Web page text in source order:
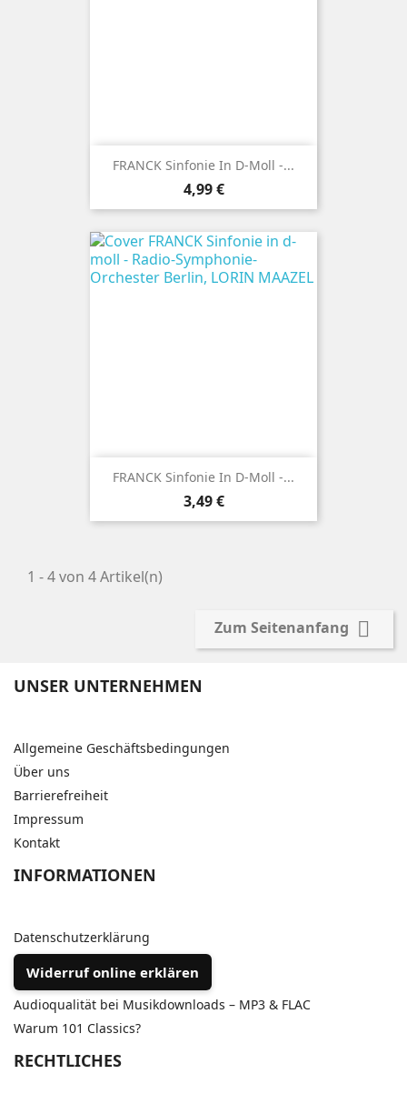
FRANCK Sinfonie In D-Moll -...
Preis
4,99 €
FRANCK Sinfonie In D-Moll -...
Preis
3,49 €
1 - 4 von 4 Artikel(n)
Zum Seitenanfang 
UNSER UNTERNEHMEN
Allgemeine Geschäftsbedingungen
Über uns
Barrierefreiheit
Impressum
Kontakt
INFORMATIONEN
Datenschutzerklärung
Widerruf online erklären
Audioqualität bei Musikdownloads – MP3 & FLAC
Warum 101 Classics?
RECHTLICHES